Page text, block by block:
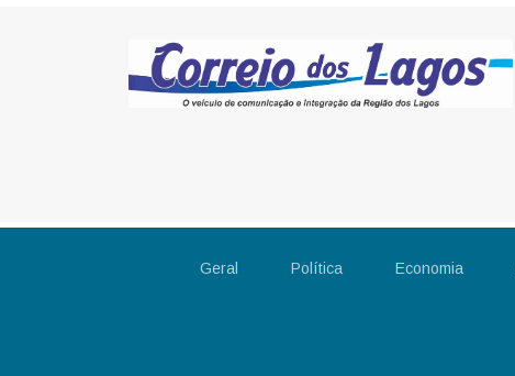
Geral Política Economia